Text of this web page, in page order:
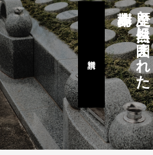
歴史と自然に囲まれた